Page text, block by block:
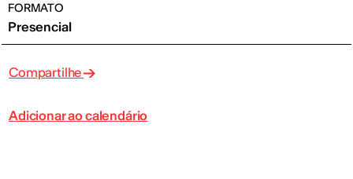
FORMATO
Presencial
Compartilhe
Adicionar ao calendário